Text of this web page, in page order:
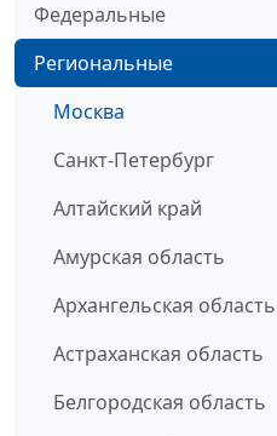
Федеральные
Региональные
Москва
Санкт-Петербург
Алтайский край
Амурская область
Архангельская область
Астраханская область
Белгородская область